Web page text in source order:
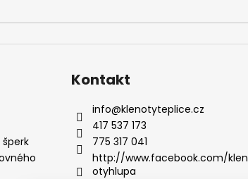
Kontakt
info@klenotyteplice.cz
417 537 173
775 317 041
http://www.facebook.com/klen
otyhlupa